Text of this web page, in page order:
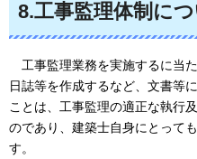
8.工事監理体制に
工事監理業務を実施するに当
日誌等を作成するなど、文書等
ことは、工事監理の適正な執行
のであり、建築士自身にとって
す。